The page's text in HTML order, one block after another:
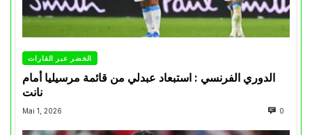
الخضر عبر القارات
الدوري الفرنسي : استبعاد عبدلي من قائمة مرسيليا أمام
نانت
Mai 1, 2026 0